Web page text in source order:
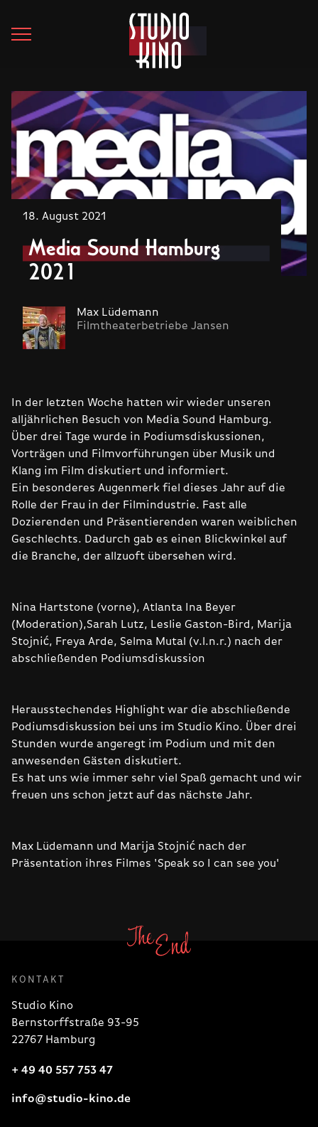
18. August 2021
Media Sound Hamburg
2021
Max Lüdemann
Filmtheaterbetriebe Jansen
In der letzten Woche hatten wir wieder unseren
alljährlichen Besuch von Media Sound Hamburg.
Über drei Tage wurde in Podiumsdiskussionen,
Vorträgen und Filmvorführungen über Musik und
Klang im Film diskutiert und informiert.
Ein besonderes Augenmerk fiel dieses Jahr auf die
Rolle der Frau in der Filmindustrie. Fast alle
Dozierenden und Präsentierenden waren weiblichen
Geschlechts. Dadurch gab es einen Blickwinkel auf
die Branche, der allzuoft übersehen wird.
Nina Hartstone (vorne), Atlanta Ina Beyer
(Moderation),Sarah Lutz, Leslie Gaston-Bird, Marija
Stojnić, Freya Arde, Selma Mutal (v.l.n.r.) nach der
abschließenden Podiumsdiskussion
Herausstechendes Highlight war die abschließende
Podiumsdiskussion bei uns im Studio Kino. Über drei
Stunden wurde angeregt im Podium und mit den
anwesenden Gästen diskutiert.
Es hat uns wie immer sehr viel Spaß gemacht und wir
freuen uns schon jetzt auf das nächste Jahr.
Max Lüdemann und Marija Stojnić nach der
Präsentation ihres Filmes 'Speak so I can see you'
KONTAKT
Studio Kino
Bernstorffstraße 93-95
22767 Hamburg
+ 49 40 557 753 47
info@studio-kino.de